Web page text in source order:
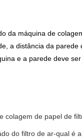
da máquina de
a distância da
e a parede deve
colagem de papel de
do filtro de ar-qual é